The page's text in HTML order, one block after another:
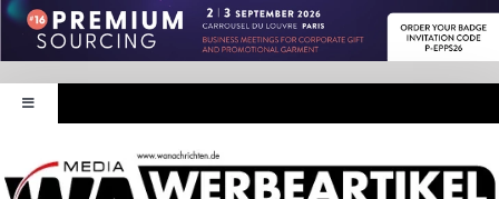
Zum
Inhalt
springen
Toggle
Navigation
Werbeartikel Nachrichten